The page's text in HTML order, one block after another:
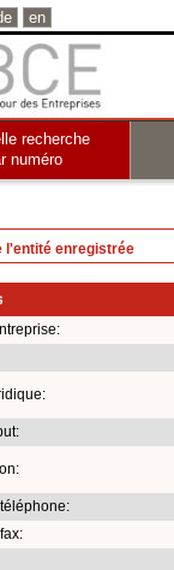
en
recherche
numéro
l'entité enregistrée